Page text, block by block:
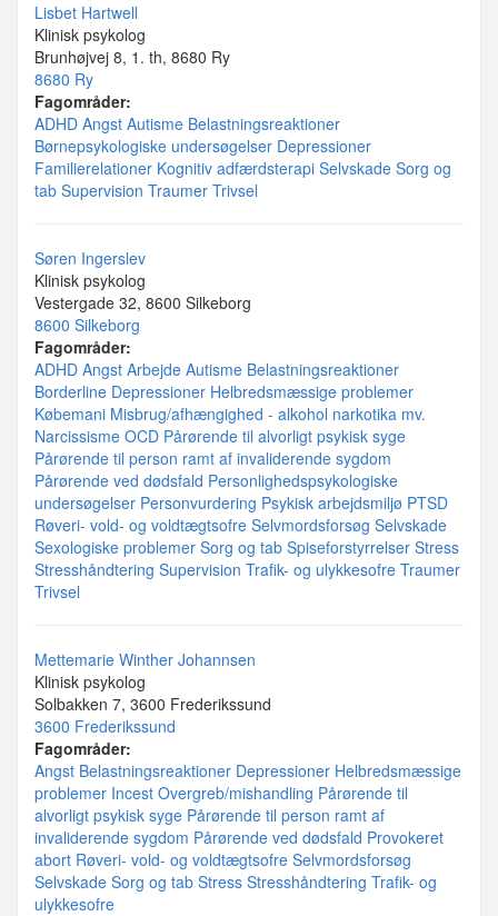
Lisbet Hartwell
Klinisk psykolog
Brunhøjvej 8, 1. th, 8680 Ry
8680 Ry
Fagområder:
ADHD Angst Autisme Belastningsreaktioner
Børnepsykologiske undersøgelser Depressioner
Familierelationer Kognitiv adfærdsterapi Selvskade Sorg og
tab Supervision Traumer Trivsel
Søren Ingerslev
Klinisk psykolog
Vestergade 32, 8600 Silkeborg
8600 Silkeborg
Fagområder:
ADHD Angst Arbejde Autisme Belastningsreaktioner
Borderline Depressioner Helbredsmæssige problemer
Købemani Misbrug/afhængighed - alkohol narkotika mv.
Narcissisme OCD Pårørende til alvorligt psykisk syge
Pårørende til person ramt af invaliderende sygdom
Pårørende ved dødsfald Personlighedspsykologiske
undersøgelser Personvurdering Psykisk arbejdsmiljø PTSD
Røveri- vold- og voldtægtsofre Selvmordsforsøg Selvskade
Sexologiske problemer Sorg og tab Spiseforstyrrelser Stress
Stresshåndtering Supervision Trafik- og ulykkesofre Traumer
Trivsel
Mettemarie Winther Johannsen
Klinisk psykolog
Solbakken 7, 3600 Frederikssund
3600 Frederikssund
Fagområder:
Angst Belastningsreaktioner Depressioner Helbredsmæssige
problemer Incest Overgreb/mishandling Pårørende til
alvorligt psykisk syge Pårørende til person ramt af
invaliderende sygdom Pårørende ved dødsfald Provokeret
abort Røveri- vold- og voldtægtsofre Selvmordsforsøg
Selvskade Sorg og tab Stress Stresshåndtering Trafik- og
ulykkesofre